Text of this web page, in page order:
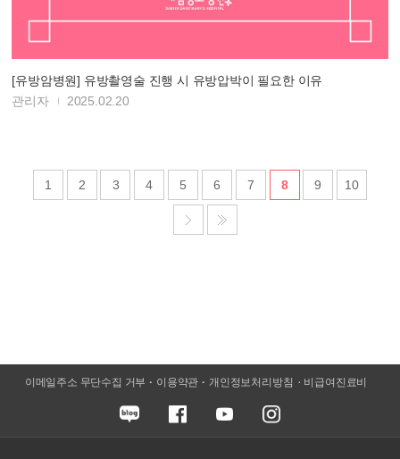
[유방암병원] 유방촬영술 진행 시 유방압박이 필요한 이유
관리자
2025.02.20
1 2 3 4 5 6 7 8 9 10
이메일주소 무단수집 거부 이용약관 개인정보처리방침 비급여진료비